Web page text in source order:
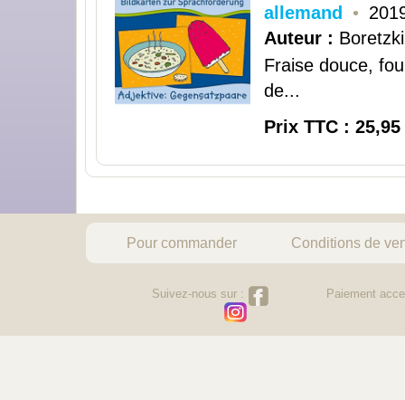
allemand •
Auteur :
Fraise douce,
de...
Prix TTC : 25,95
Pour commander Conditions de
Suivez-nous sur : Paiement